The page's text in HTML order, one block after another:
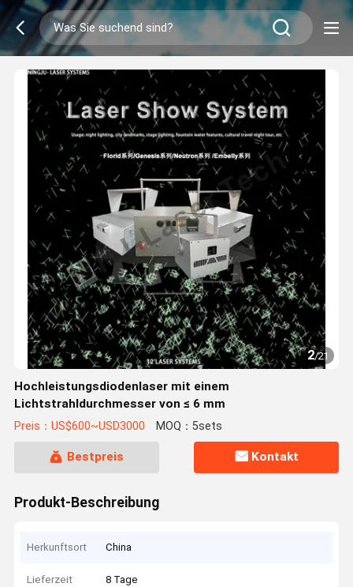
2/21
Hochleistungsdiodenlaser mit einem
Lichtstrahldurchmesser von ≤ 6 mm
Preis：US$600~USD3000 MOQ：5sets
Bestpreis Kontakt
Produkt-Beschreibung
Herkunftsort China
Lieferzeit 8 Tage